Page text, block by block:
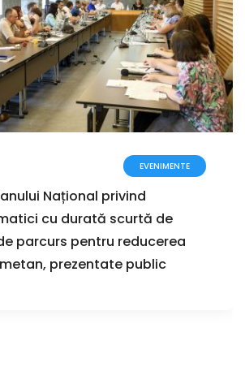
EVENIMENTE
Național privind
cu durată scurtă de
parcurs pentru reducerea
prezentate public